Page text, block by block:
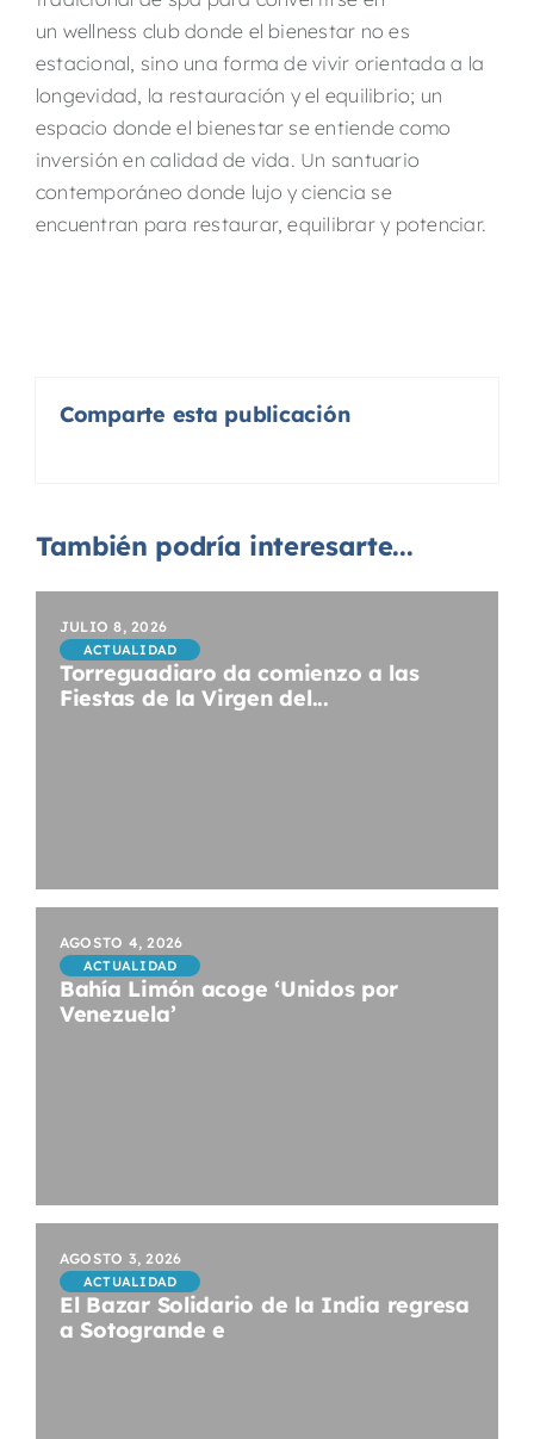
un wellness club donde el bienestar no es
estacional, sino una forma de vivir orientada a la
longevidad, la restauración y el equilibrio; un
espacio donde el bienestar se entiende como
inversión en calidad de vida. Un santuario
contemporáneo donde lujo y ciencia se
encuentran para restaurar, equilibrar y potenciar.
Comparte esta publicación
También podría interesarte...
JULIO 8, 2026
ACTUALIDAD
Torreguadiaro da comienzo a las
Fiestas de la Virgen del...
AGOSTO 4, 2026
ACTUALIDAD
Bahía Limón acoge ‘Unidos por
Venezuela’
AGOSTO 3, 2026
ACTUALIDAD
El Bazar Solidario de la India regresa
a Sotogrande e